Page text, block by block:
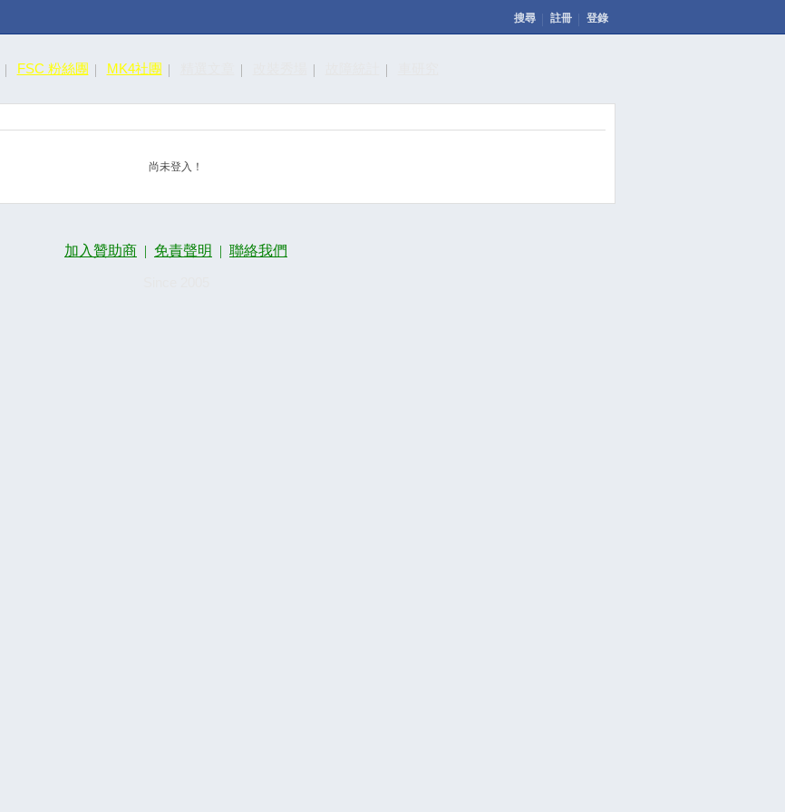
搜尋 註冊 登錄
FSC 粉絲團 MK4社團
尚未登入！
加入贊助商 | 免責聲明 | 聯絡我們